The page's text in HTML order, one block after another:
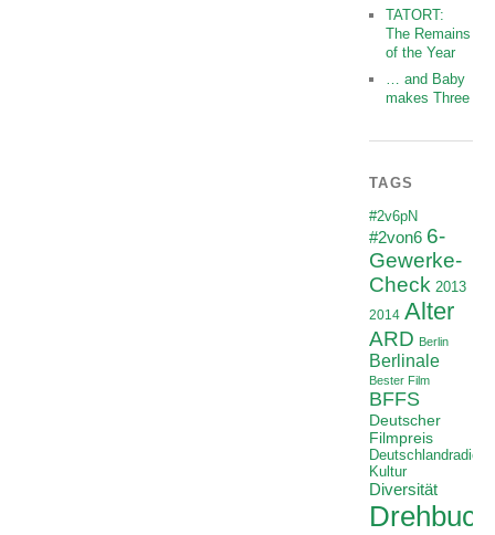
TATORT:
The Remains
of the Year
… and Baby
makes Three
TAGS
#2v6pN
#2von6 6-
Gewerke-
Check 2013
2014 Alter
ARD Berlin
Berlinale
Bester Film
BFFS
Deutscher
Filmpreis
Deutschlandradio
Kultur
Diversität
Drehbuch